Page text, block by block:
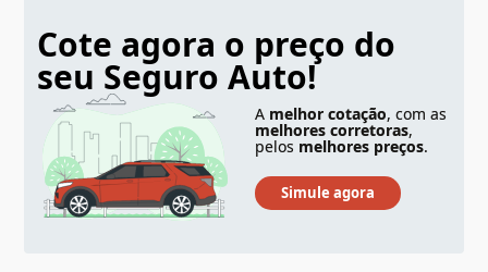
Cote agora o preço do
seu Seguro Auto!
A melhor cotação, com as
melhores corretoras,
pelos melhores preços.